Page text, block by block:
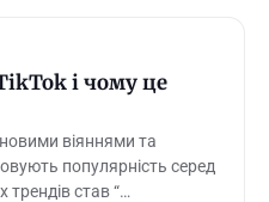
і чому це
віяннями та
популярність серед
трендів став “…